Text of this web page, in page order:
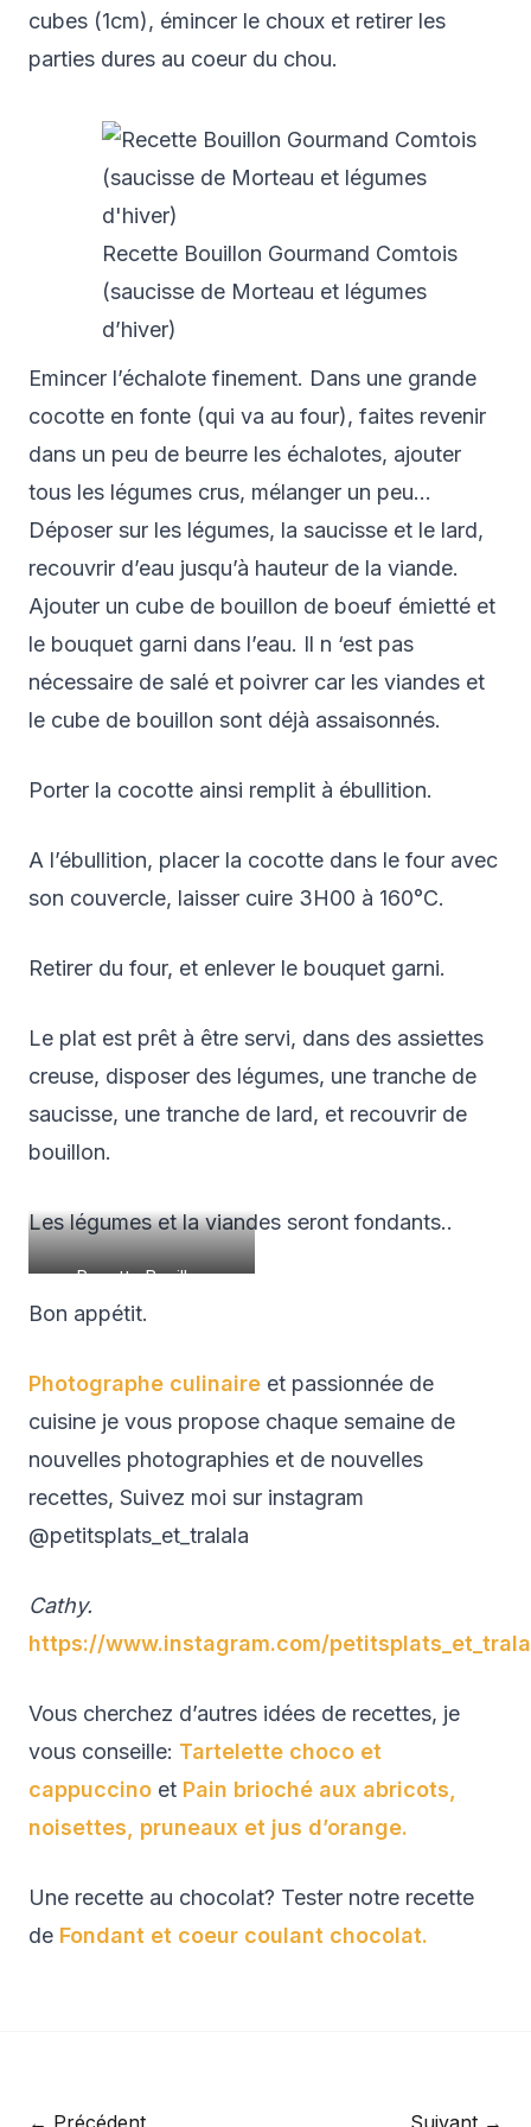
cubes (1cm), émincer le choux et retirer les
parties dures au coeur du chou.
Recette Bouillon Gourmand Comtois
(saucisse de Morteau et légumes
d’hiver)
Emincer l’échalote finement. Dans une grande
cocotte en fonte (qui va au four), faites revenir
dans un peu de beurre les échalotes, ajouter
tous les légumes crus, mélanger un peu…
Déposer sur les légumes, la saucisse et le lard,
recouvrir d’eau jusqu’à hauteur de la viande.
Ajouter un cube de bouillon de boeuf émietté et
le bouquet garni dans l’eau. Il n ‘est pas
nécessaire de salé et poivrer car les viandes et
le cube de bouillon sont déjà assaisonnés.
Porter la cocotte ainsi remplit à ébullition.
A l’ébullition, placer la cocotte dans le four avec
son couvercle, laisser cuire 3H00 à 160°C.
Retirer du four, et enlever le bouquet garni.
Le plat est prêt à être servi, dans des assiettes
creuse, disposer des légumes, une tranche de
saucisse, une tranche de lard, et recouvrir de
bouillon.
Les légumes et la viandes seront fondants..
Recette Bouillon
Gourmand Comtois
Bon appétit.
Photographe culinaire et passionnée de
cuisine je vous propose chaque semaine de
nouvelles photographies et de nouvelles
recettes, Suivez moi sur instagram
@petitsplats_et_tralala
Cathy.
https://www.instagram.com/
Vous cherchez d’autres idées de recettes, je
vous conseille: Tartelette choco et
cappuccino et Pain brioché aux abricots,
noisettes, pruneaux et jus d’orange.
Une recette au chocolat? Tester notre recette
de Fondant et coeur coulant chocolat.
← Précédent Suivant →